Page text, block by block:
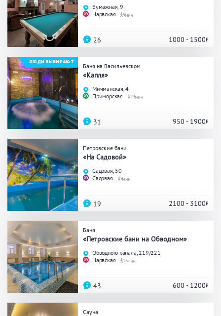
Бильярд
Караоке
Кальян
Кухня
Мангал/ барбекю
Со своей едой
Заказ по меню
Удобства
На берегу водоема
Комната отдыха
Детская комната
ПРИМЕНИТЬ ФИЛЬТРЫ
Бумажная, 9
Нарвская
9
1000 - 1500
26
ЛЮДИ ВЫБИРАЮТ
Баня на Васильевском
«Капля»
Мичманская, 4
Приморская
23
950 - 1900
31
Петровские бани
«На Садовой»
Садовая, 50
Садовая
9
2100 - 3100
19
Баня
«Петровские бани на Обводном»
Обводного канала, 219/221
Нарвская
13
600 - 1200
43
Сауна